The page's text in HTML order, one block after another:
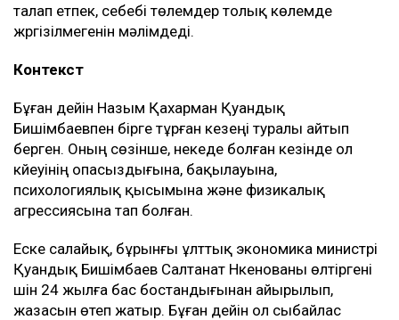
талап етпек, себебі төлемдер толық көлемде
жүргізілмегенін мәлімдеді.
Контекст
Бұған дейін Назым Қахарман Қуандық
Бишімбаевпен бірге тұрған кезеңі туралы айтып
берген. Оның сөзінше, некеде болған кезінде ол
күйеуінің опасыздығына, бақылауына,
психологиялық қысымына және физикалық
агрессиясына тап болған.
Еске салайық, бұрынғы ұлттық экономика министрі
Қуандық Бишімбаев Салтанат Нүкенованы өлтіргені
үшін 24 жылға бас бостандығынан айырылып,
жазасын өтеп жатыр. Бұған дейін ол сыбайлас